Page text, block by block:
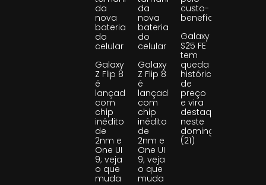
da
nova
bateria
do
celular
Galaxy
Z Flip 8
é
lançado
com
chip
inédito
de
2nm e
One UI
9; veja
o que
muda
da
nova
bateria
do
celular
Galaxy
Z Flip 8
é
lançado
com
chip
inédito
de
2nm e
One UI
9; veja
o que
muda
custo-
benefício
Galaxy
S25 FE
tem
queda
histórica
de
preço
e vira
destaque
neste
domingo
(21)